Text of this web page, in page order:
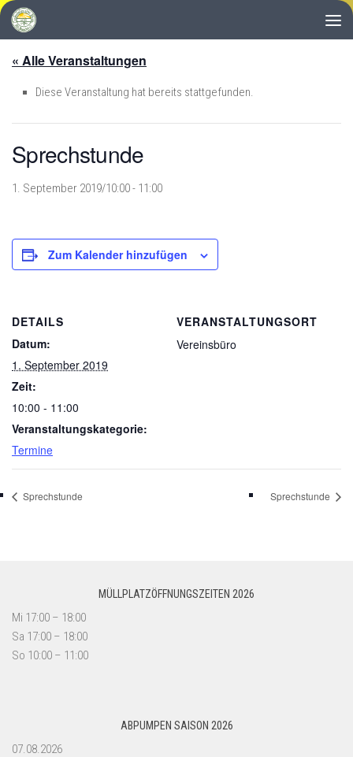
Zum Inhalt springen
« Alle Veranstaltungen
Diese Veranstaltung hat bereits stattgefunden.
Sprechstunde
1. September 2019/10:00- 11:00
Zum Kalender hinzufügen
DETAILS
Datum:
1. September 2019
Zeit:
10:00 - 11:00
Veranstaltungskategorie:
Termine
VERANSTALTUNGSORT
Vereinsbüro
Sprechstunde Sprechstunde
MÜLLPLATZÖFFNUNGSZEITEN 2026
Mi 17:00 – 18:00
Sa 17:00 – 18:00
So 10:00 – 11:00
ABPUMPEN SAISON 2026
07.08.2026